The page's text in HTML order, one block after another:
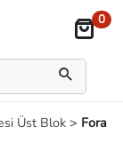
0
Üst Blok > Fora